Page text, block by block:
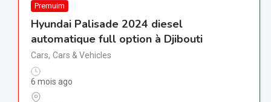
Premuim
Hyundai Palisade 2024 diesel
automatique full option à Djibouti
Cars, Cars & Vehicles
6 mois ago